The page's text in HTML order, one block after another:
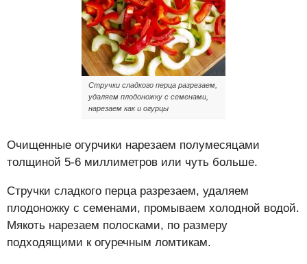
Стручки сладкого перца разрезаем,
удаляем плодоножку с семенами,
нарезаем как и огурцы
Очищенные огурчики нарезаем полумесяцами
толщиной 5-6 миллиметров или чуть больше.
Стручки сладкого перца разрезаем, удаляем
плодоножку с семенами, промываем холодной водой.
Мякоть нарезаем полосками, по размеру
подходящими к огуречным ломтикам.